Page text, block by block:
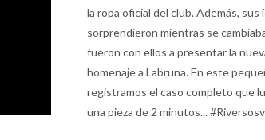
la ropa oficial del club. Además, sus
sorprendieron mientras se
fueron con ellos a presentar la
homenaje a Labruna. En este
registramos el caso completo que
una pieza de 2 minutos...